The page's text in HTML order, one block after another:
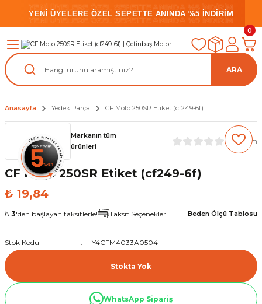
YENİ ÜYELERE ÖZEL SEPETTE ANINDA %5 İNDİRİM
YENİ ÜYELERE ÖZEL SEPETTE ANINDA %5 İNDİRİM
YENİ ÜYELERE ÖZEL SEPETTE ANINDA %5 İNDİRİM
ARA
0
Anasayfa Yedek Parça CF Moto 250SR Etiket (cf249-6f)
Markanın tüm
ürünleri
(0) Yorum
CF Moto 250SR Etiket (cf249-6f)
₺ 19,84
₺ 3'den başlayan taksitlerle! Taksit Seçenekleri Beden Ölçü Tablosu
Stok Kodu Y4CFM4033A0504
Stokta Yok
WhatsApp Sipariş